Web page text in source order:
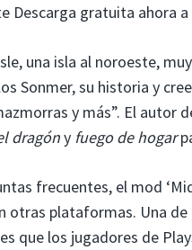
gratuita ahora
una isla al noroeste,
Sonmer, su historia y
y más”. El autor
dragóny fuego de hogar
frecuentes, el mod
otras plataformas. Una
que los jugadores de